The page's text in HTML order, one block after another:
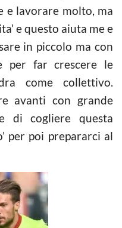
e lavorare molto, ma
e questo aiuta me e
in piccolo ma con
per far crescere le
come collettivo.
avanti con grande
di cogliere questa
per poi prepararci al